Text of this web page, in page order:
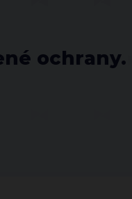
ochrany.